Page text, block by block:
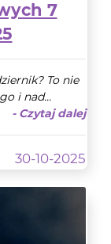
7
To nie
i nad...
- Czytaj dalej
30-10-2025